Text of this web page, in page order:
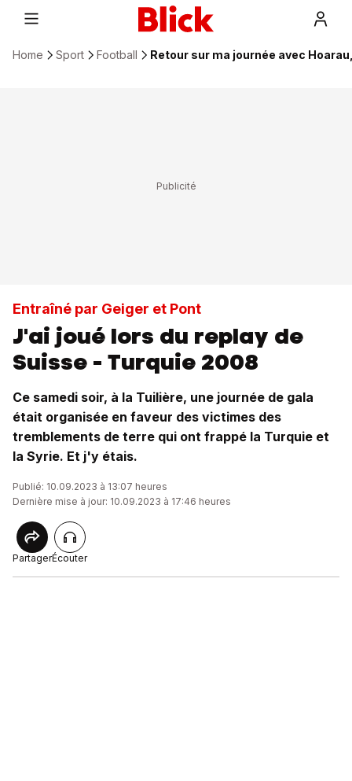
Home Sport Football Retour sur ma journée avec
Entraîné par Geiger et Pont
J'ai joué lors du replay de
Suisse - Turquie 2008
Ce samedi soir, à la Tuilière, une journée de gala
était organisée en faveur des victimes des
tremblements de terre qui ont frappé la Turquie et
la Syrie. Et j'y étais.
Publié: 10.09.2023 à 13:07 heures
Dernière mise à jour: 10.09.2023 à 17:46 heures
PartagerÉcouter